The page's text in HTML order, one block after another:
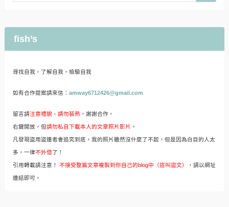
fish’s
尋找自我，了解自我，檢驗自我
如有合作提案請來信： amway6712426@gmail.com
留言請注意禮貌、請勿裝熟，謝謝合作。
右鍵開放，但請勿私自下載本人的文章照片影片 。
凡發現盜用盜連者會追究到底，我的照片雖然沒什麼了不起，但是因為白目的人太
多，一律不外借了！
引用轉載請注意！ 不接受整篇文章複製到你自己的blog中（這叫盜文） ，請以網址
連結即可。